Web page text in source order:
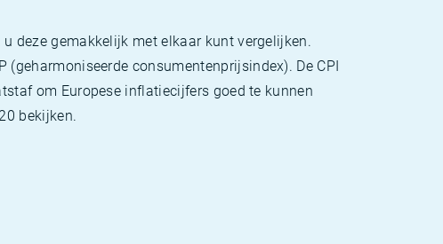
deze gemakkelijk met elkaar kunt vergelijken.
consumentenprijsindex). De CPI
om Europese inflatiecijfers goed te kunnen
bekijken.